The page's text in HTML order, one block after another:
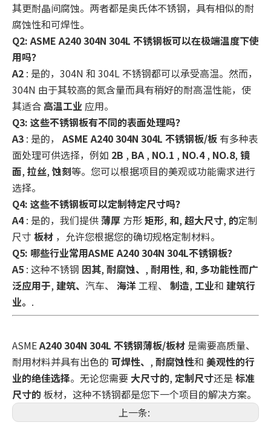
其更耐晶间腐蚀。两者都是奥氏体不锈钢，具有相似的耐
腐蚀性和可焊性。
Q2: ASME A240 304N 304L 不锈钢板可以在极端温度下使
用吗？
A2 : 是的，304N 和 304L 不锈钢都可以承受高温。然而，
304N 由于其较高的氮含量而具有稍好的耐高温性能，使
其适合高温工业 应用。
Q3: 这些不锈钢板有不同的表面处理吗？
A3 : 是的，ASME A240 304N 304L 不锈钢板/板 有多种表
面处理可供选择，例如 2B , BA, NO.1 , NO.4, NO.8,镜
面,拉丝,蚀刻等。您可以根据项目的美观或功能需求进行
选择。
Q4: 这些不锈钢板可以定制特定尺寸吗？
A4: 是的，我们提供薄厚 方形矩形, 和,超大尺寸, 的定制
尺寸 板材 ，允许您根据您的确切规格定制材料。
Q5: 哪些行业常用ASME A240 304N 304L不锈钢板？
A5 : 这种不锈钢 因其,耐腐蚀、 ,耐用性, 和, 多功能性而广
泛应用于, 建筑、 汽车、 海洋工程、 制造,工业和 建筑行
业。 .
ASMEA240 304N 304L 不锈钢薄板/板材 是需要高质量、
耐用材料并具有出色的 可焊性、 ,耐腐蚀性和 美观性的行
业的绝佳选择。无论您需要 大尺寸的,定制尺寸还是标准
尺寸的 板材，这种不锈钢都是您下一个项目的解决方案。
上一条: